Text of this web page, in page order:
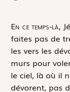
En ce temps-là,
faites pas de
les vers les
murs pour
le ciel, là où il
dévorent, pas